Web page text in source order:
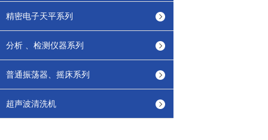
精密电子天平系列
分析 、检测仪器系列
普通振荡器、摇床系列
超声波清洗机